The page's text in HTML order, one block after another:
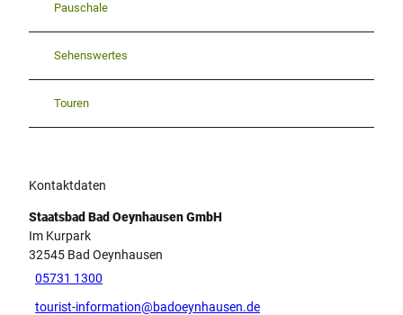
Pauschale
Sehenswertes
Touren
Kontaktdaten
Staatsbad Bad Oeynhausen GmbH
Im Kurpark
32545 Bad Oeynhausen
05731 1300
tourist-information@badoeynhausen.de